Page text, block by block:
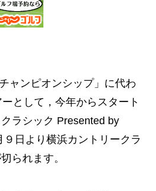
ャンピオンシップ」に代わ
として，今年からスタート
ラシック Presented by
日より横浜カントリークラ
られます。